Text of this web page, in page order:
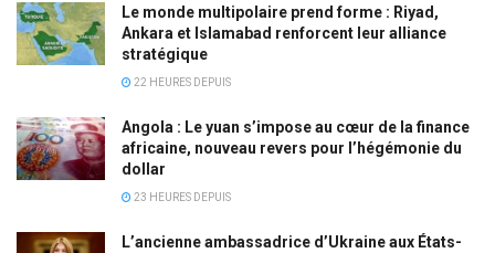
Le monde multipolaire prend forme : Riyad,
Ankara et Islamabad renforcent leur alliance
stratégique
22 HEURES DEPUIS
Angola : Le yuan s’impose au cœur de la finance
africaine, nouveau revers pour l’hégémonie du
dollar
23 HEURES DEPUIS
L’ancienne ambassadrice d’Ukraine aux États-